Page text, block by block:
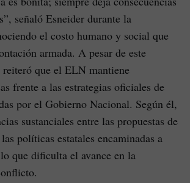
señaló Esneider durante la
el costo humano y social que
armada. A pesar de este
que el ELN mantiene
frente a las estrategias oficiales de
por el Gobierno Nacional. Según él,
sustanciales entre las propuestas de
políticas estatales encaminadas a
que dificulta el avance en la